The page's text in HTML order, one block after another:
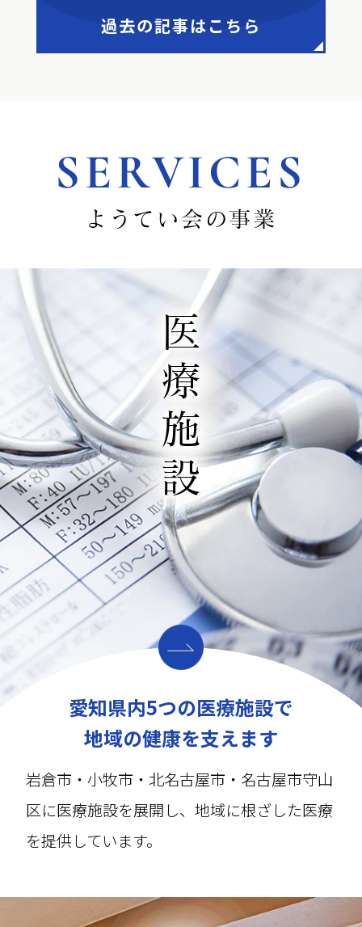
過去の記事はこちら
SERVICES
ようてい会の事業
医療施設
愛知県内5つの医療施設で
地域の健康を支えます
岩倉市・小牧市・北名古屋市・名古屋市守山
区に医療施設を展開し、地域に根ざした医療
を提供しています。